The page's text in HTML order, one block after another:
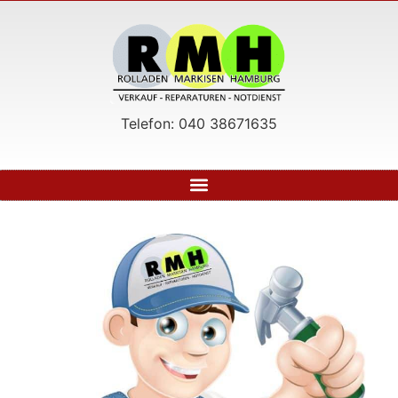
Telefon: 040 38671635